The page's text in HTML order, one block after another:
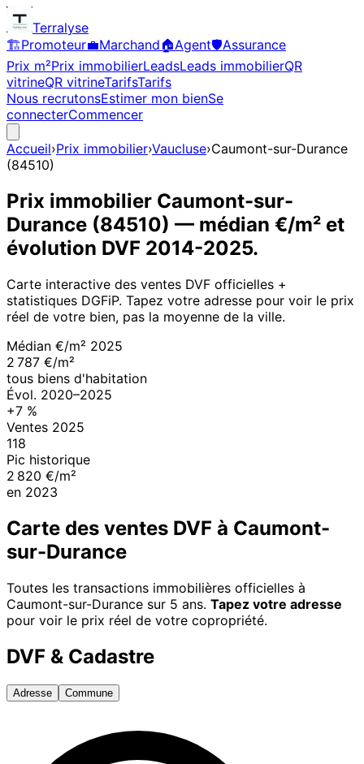
Terralyse
🏗️Promoteur💼Marchand🏠Agent🛡️Assurance
Prix m²Prix immobilierLeadsLeads immobilierQR
vitrineQR vitrineTarifsTarifs
Nous recrutonsEstimer mon bienSe
connecterCommencer
Accueil›Prix immobilier›Vaucluse›Caumont-sur-Durance
(84510)
Prix immobilier Caumont-sur-
Durance (84510) — médian €/m² et
évolution DVF 2014-2025.
Carte interactive des ventes DVF officielles +
statistiques DGFiP. Tapez votre adresse pour voir le prix
réel de votre bien, pas la moyenne de la ville.
Médian €/m² 2025
2 787 €/m²
tous biens d'habitation
Évol. 2020–2025
+7 %
Ventes 2025
118
Pic historique
2 820 €/m²
en 2023
Carte des ventes DVF à Caumont-
sur-Durance
Toutes les transactions immobilières officielles à
Caumont-sur-Durance sur 5 ans. Tapez votre adresse
pour voir le prix réel de votre copropriété.
DVF & Cadastre
Adresse Commune